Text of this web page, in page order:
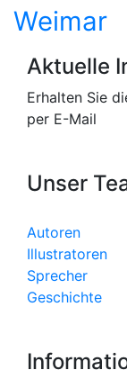
Weimar
Aktuelle
Erhalten Sie
per E-Mail
Unser
Autoren
Illustratoren
Sprecher
Geschichte